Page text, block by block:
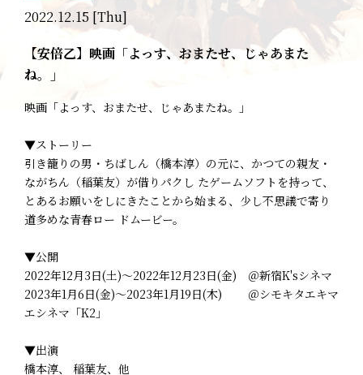
2022.12.15 [Thu]
【安倍乙】映画「よっす、おまたせ、じゃあまた
ね。」
映画「よっす、おまたせ、じゃあまたね。」
▼ストーリー
引き籠りの男・ちばしん（橋本淳）の元に、かつての親友・
ながちん（稲葉友）が借りパクし たゲームソフトを持って、
とあるお願いをしにきたことから始まる、少し不思議で寄り
道多めな青春ロー ドムービー。
▼公開
2022年12月3日(土)～2022年12月23日(金) ＠新宿K'sシネマ
2023年1月6日(金)～2023年1月19日(木) ＠シモキタエキマ
エシネマ「K2」
▼出演
橋本淳、 稲葉友、他